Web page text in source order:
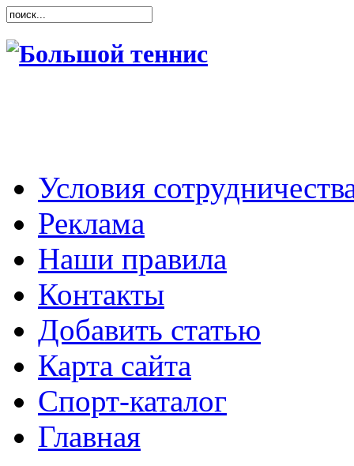
Условия
Реклама
Наши правила
Контакты
Добавить статью
Карта сайта
Спорт-каталог
Главная